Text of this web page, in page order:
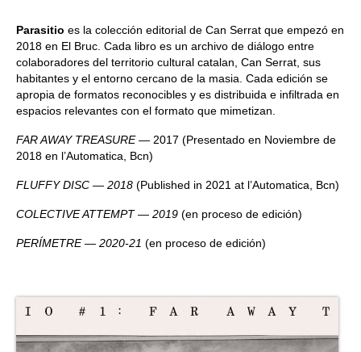
Quedate con nosotras
Archivo
Contacto
Parasitio es la colección editorial de Can Serrat que empezó en
2018 en El Bruc. Cada libro es un archivo de diálogo entre
colaboradores del territorio cultural catalan, Can Serrat, sus
habitantes y el entorno cercano de la masia. Cada edición se
apropia de formatos reconocibles y es distribuida e infiltrada en
espacios relevantes con el formato que mimetizan.
FAR AWAY TREASURE— 2017 (Presentado en Noviembre de
2018 en l’Automatica, Bcn)
FLUFFY DISC — 2018 (Published in 2021 at l’Automatica, Bcn)
COLECTIVE ATTEMPT — 2019 (en proceso de edición)
PERÍMETRE — 2020-21 (en proceso de edición)